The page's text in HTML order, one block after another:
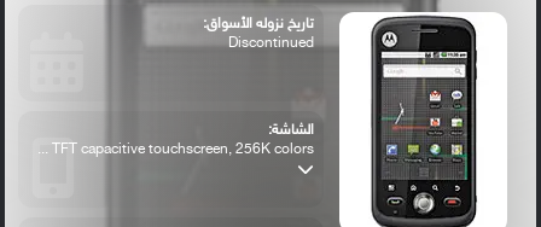
تاريخ نزوله الأسواق:
Discontinued
الشاشة:
TFT capacitive touchscreen, 256K colors ...